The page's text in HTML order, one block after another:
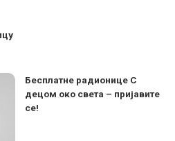
Бесплатне радионице С
децом око света – пријавите
се!